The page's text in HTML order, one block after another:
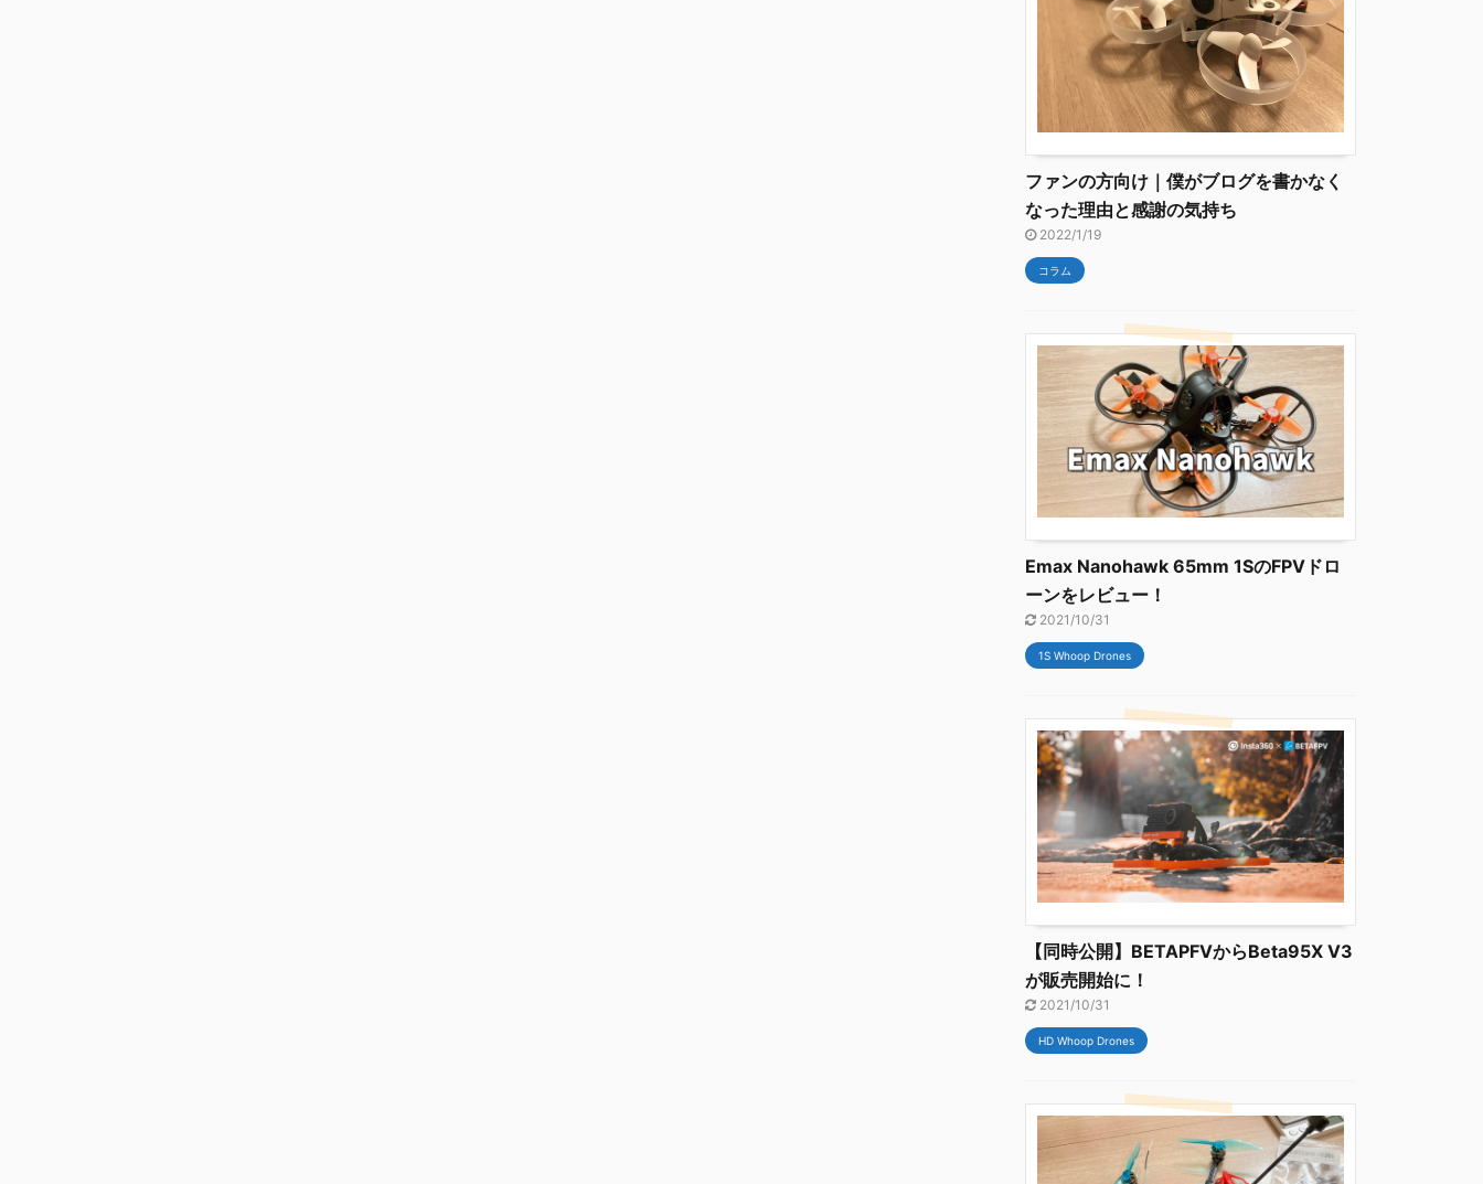
ファンの方向け｜僕がブログを書かなく
なった理由と感謝の気持ち
2022/1/19
コラム
Emax Nanohawk 65mm 1SのFPVドロ
ーンをレビュー！
2021/10/31
1S Whoop Drones
【同時公開】BETAPFVからBeta95X V3
が販売開始に！
2021/10/31
HD Whoop Drones